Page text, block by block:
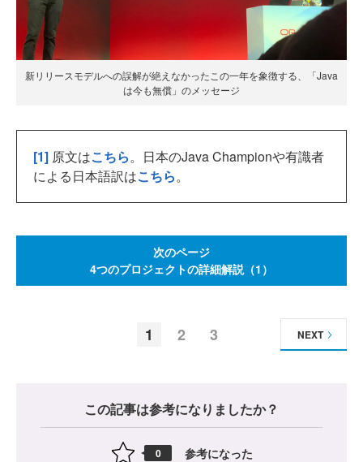
新リリースモデルへの誤解が絶えなかったこの一年を象徴する、「Java
は今も無償」のメッセージ
[1] 原文はこちら。日本のJava Championや有識者
による日本語訳はこちら。
次のページ
4つのプロジェクトの詳細解説（1）
1 2 3 NEXT
この記事は参考になりましたか？
0 参考になった